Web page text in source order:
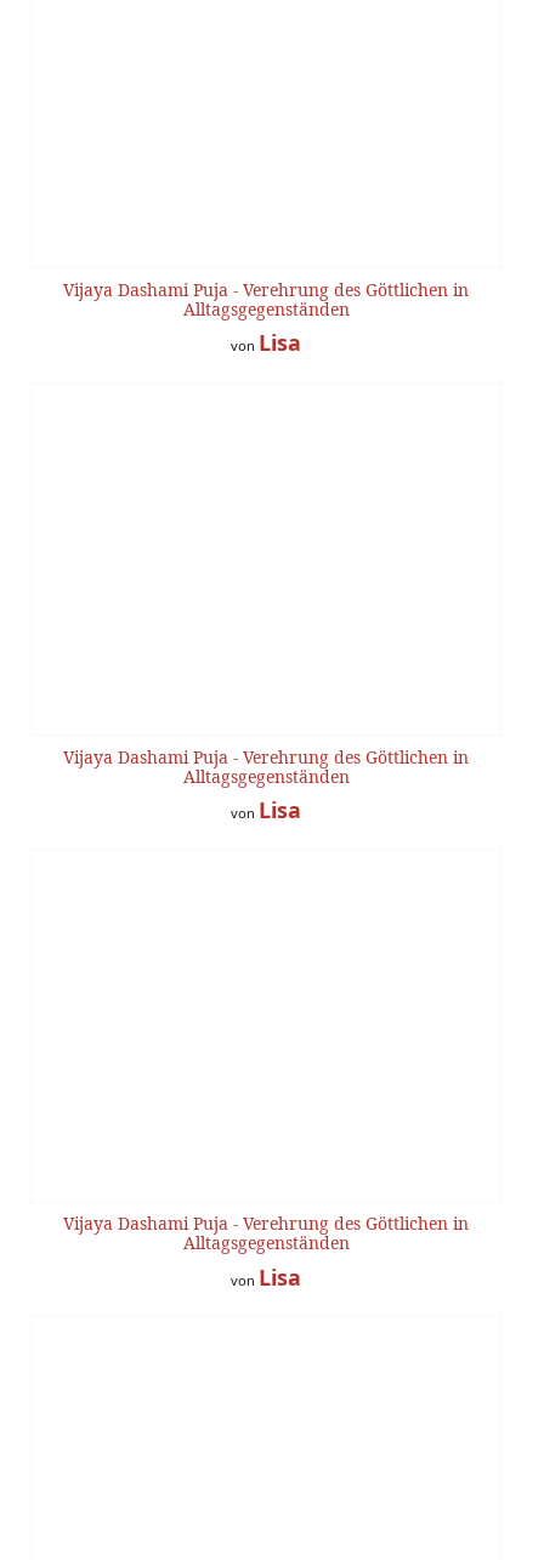
Vijaya Dashami Puja - Verehrung des Göttlichen in
Alltagsgegenständen
von Lisa
Vijaya Dashami Puja - Verehrung des Göttlichen in
Alltagsgegenständen
von Lisa
Vijaya Dashami Puja - Verehrung des Göttlichen in
Alltagsgegenständen
von Lisa